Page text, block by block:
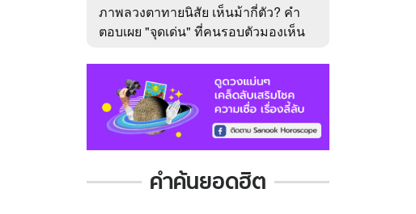
ภาพลวงตาทายนิสัย เห็นม้ากี่ตัว? คำ
ตอบเผย "จุดเด่น" ที่คนรอบตัวมองเห็น
คำค้นยอดฮิต